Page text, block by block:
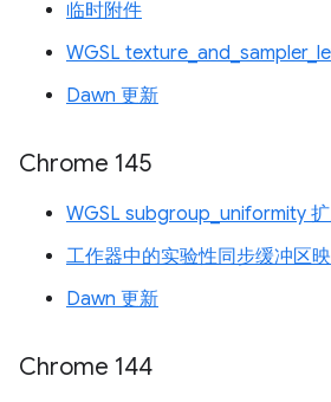
临时附件
WGSL
Dawn 更新
Chrome 145
WGSL subgroup_uniformity
工作器中的实验性同步缓冲区
Dawn 更新
Chrome 144